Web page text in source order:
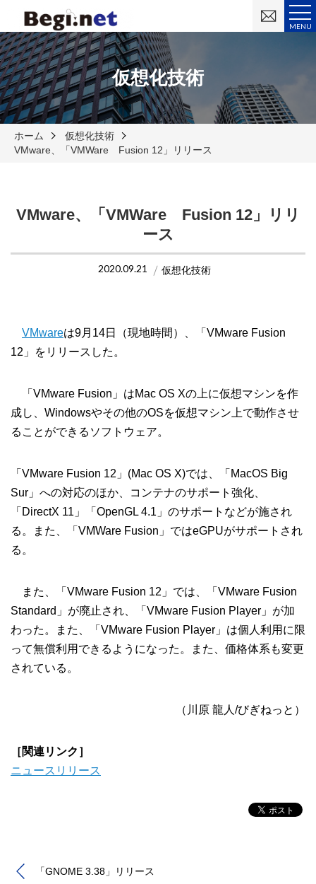
MENU
い
仮想化技術
ホーム
仮想化技術
VMware、「VMWare Fusion 12」リリース
VMware、「VMWare Fusion 12」リリ
ース
2020.09.21 仮想化技術
VMwareは9月14日（現地時間）、「VMware Fusion
12」をリリースした。
「VMware Fusion」はMac OS Xの上に仮想マシンを作
成し、Windowsやその他のOSを仮想マシン上で動作させ
ることができるソフトウェア。
「VMware Fusion 12」(Mac OS X)では、「MacOS Big
Sur」への対応のほか、コンテナのサポート強化、
「DirectX 11」「OpenGL 4.1」のサポートなどが施され
る。また、「VMWare Fusion」ではeGPUがサポートされ
る。
また、「VMware Fusion 12」では、「VMware Fusion
Standard」が廃止され、「VMware Fusion Player」が加
わった。また、「VMware Fusion Player」は個人利用に限
って無償利用できるようになった。また、価格体系も変更
されている。
（川原 龍人/びぎねっと）
［関連リンク］
ニュースリリース
「GNOME 3.38」リリース